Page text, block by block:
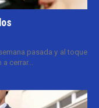
pasada y al toque
cerrar...